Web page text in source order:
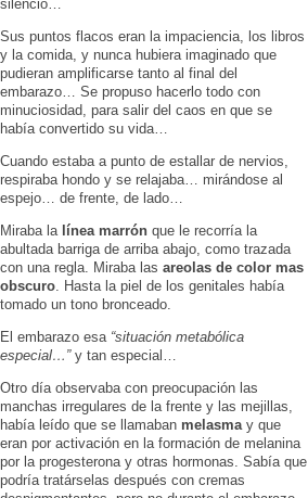
silencio…
Sus puntos flacos eran la impaciencia, los libros
y la comida, y nunca hubiera imaginado que
pudieran amplificarse tanto al final del
embarazo… Se propuso hacerlo todo con
minuciosidad, para salir del caos en que se
había convertido su vida…
Cuando estaba a punto de estallar de nervios,
respiraba hondo y se relajaba… mirándose al
espejo… de frente, de lado…
Miraba la línea marrón que le recorría la
abultada barriga de arriba abajo, como trazada
con una regla. Miraba las areolas de color mas
obscuro. Hasta la piel de los genitales había
tomado un tono bronceado.
El embarazo esa “situación metabólica
especial…”y tan especial…
Otro día observaba con preocupación las
manchas irregulares de la frente y las mejillas,
había leído que se llamaban melasmay que
eran por activación en la formación de melanina
por la progesterona y otras hormonas. Sabía que
podría tratárselas después con cremas